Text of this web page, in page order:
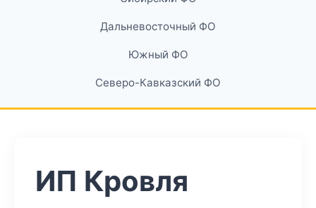
Дальневосточный ФО
Южный ФО
Северо-Кавказский ФО
ИП Кровля